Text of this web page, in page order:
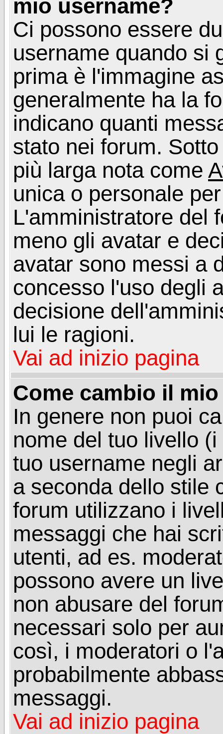
mio username?
Ci possono essere
username quando si
prima è l'immagine
generalmente ha la
indicano quanti
stato nei forum.
più larga nota come
unica o personale
L'amministratore del
meno gli avatar e
avatar sono messi a
concesso l'uso degli
decisione
lui le ragioni.
Vai ad inizio pagina
Come cambio il
In genere non puoi
nome del tuo livello
tuo username negli
a seconda dello stile
forum utilizzano i
messaggi che hai
utenti, ad es.
possono avere un
non abusare del
necessari solo per
così, i moderatori o
probabilmente
messaggi.
Vai ad inizio pagina